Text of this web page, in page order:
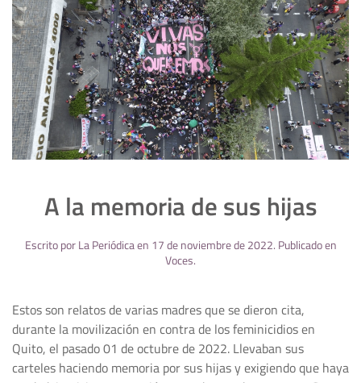
A la memoria de sus hijas
Escrito porLa Periódicaen 17 de noviembre de 2022. Publicado en
Voces.
Estos son relatos de varias madres que se dieron cita,
durante la movilización en contra de los feminicidios en
Quito, el pasado 01 de octubre de 2022. Llevaban sus
carteles haciendo memoria por sus hijas y exigiendo que haya